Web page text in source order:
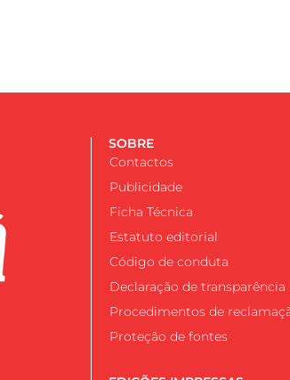
SOBRE
Contactos
Publicidade
Ficha Técnica
Estatuto editorial
Código de conduta
Declaração de transparência
Procedimentos de
Proteção de fontes